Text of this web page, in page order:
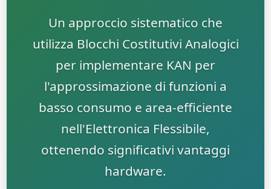
Un approccio sistematico che
utilizza Blocchi Costitutivi Analogici
per implementare KAN per
l'approssimazione di funzioni a
basso consumo e area-efficiente
nell'Elettronica Flessibile,
ottenendo significativi vantaggi
hardware.